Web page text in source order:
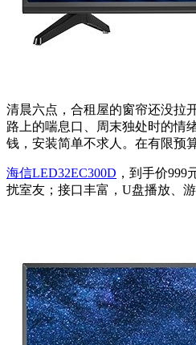
清晨六点，合租屋的窗帘还没拉
路上的喘息口、周末独处时的情
钱，安装简单不求人。在有限预
海信LED32EC300D ，到手价
扰室友；接口丰富，U盘播放、